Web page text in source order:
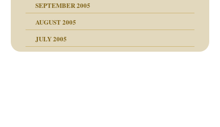
SEPTEMBER 2005
AUGUST 2005
JULY 2005